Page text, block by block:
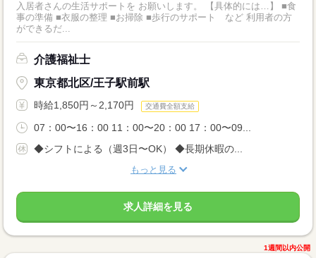
入居者さんの生活サポートを お願いします。 【具体的には…】 ■食
事の準備 ■衣服の整理 ■お掃除 ■歩行のサポート など 利用者の方
ができるだ...
介護福祉士
東京都北区/王子駅前駅
時給1,850円～2,170円 交通費全額支給
07：00〜16：00 11：00〜20：00 17：00〜09...
◆シフトによる（週3日〜OK） ◆長期休暇の...
もっと見る
求人詳細を見る
1週間以内公開